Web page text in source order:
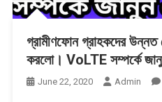
গ্রামীণফোন গ্রাহকদের
করলো। VoLTE সম্পর্কে
June 22, 2020 Admin